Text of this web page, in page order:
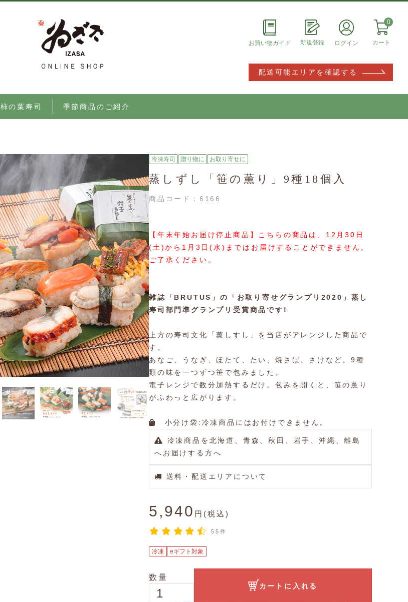
お買い物ガイド 新規登録 ログイン
MYページ
設定
0
カート
配送可能エリアを確認する
柿の葉寿司 季節商品のご紹介
冷凍寿司 贈り物に お取り寄せに
蒸しずし「笹の薫り」9種18個入
商品コード： 6166
【年末年始お届け停止商品】こちらの商品は、12月30日
(土)から1月3日(水)まではお届けすることができません。
ご了承ください。
雑誌「BRUTUS」の「お取り寄せグランプリ2020」蒸し
寿司部門準グランプリ受賞商品です!
上方の寿司文化「蒸しすし」を当店がアレンジした商品で
す。
あなご、うなぎ、ほたて、たい、焼さば、さけなど。9種
類の味を一つずつ笹で包みました。
電子レンジで数分加熱するだけ。包みを開くと、笹の薫り
がふわっと広がります。
小分け袋:冷凍商品にはお付けできません。
冷凍商品を北海道、青森、秋田、岩手、沖縄、離島
へお届けする方へ
送料・配送エリアについて
5,940 円(税込)
55件
冷凍 eギフト対象
数量
カートに入れる